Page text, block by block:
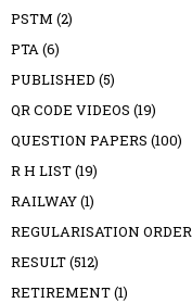
PSTM (2)
PTA (6)
PUBLISHED (5)
QR CODE VIDEOS (19)
QUESTION PAPERS (100)
R H LIST(19)
RAILWAY(1)
REGULARISATION ORDER
RESULT(512)
RETIREMENT(1)